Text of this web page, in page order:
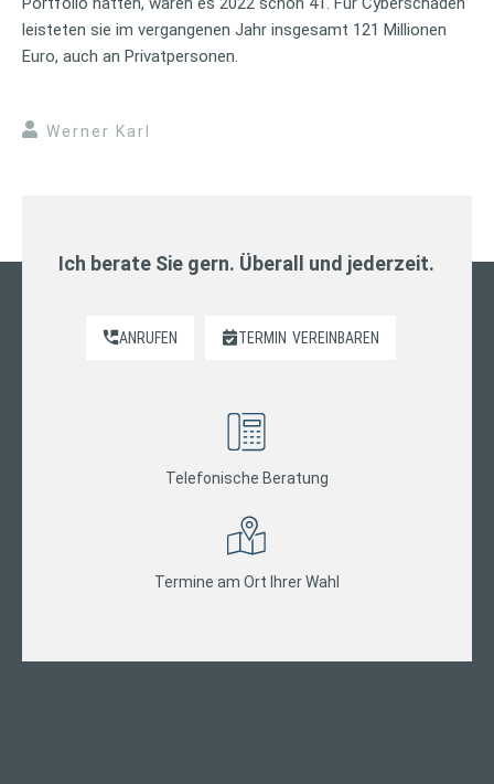
leisteten sie im vergangenen Jahr insgesamt 121 Millionen
Euro, auch an Privatpersonen.
Werner Karl
Ich berate Sie gern. Überall und jederzeit.
ANRUFEN TERMIN VEREINBAREN
Telefonische Beratung
Termine am Ort Ihrer Wahl